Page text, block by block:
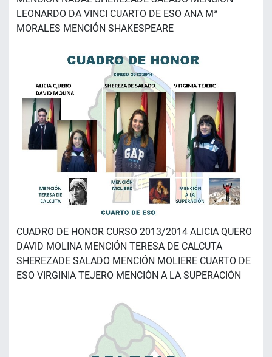
LEONARDO DA VINCI CUARTO DE ESO ANA Mª
MORALES MENCIÓN SHAKESPEARE
CUADRO DE HONOR CURSO 2013/2014 ALICIA QUERO
DAVID MOLINA MENCIÓN TERESA DE CALCUTA
SHEREZADE SALADO MENCIÓN MOLIERE CUARTO DE
ESO VIRGINIA TEJERO MENCIÓN A LA SUPERACIÓN